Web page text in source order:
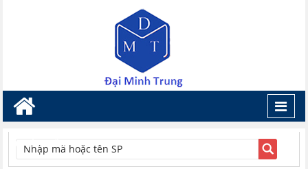
TÌM KIẾM